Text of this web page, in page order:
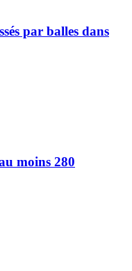
par balles dans
moins 280